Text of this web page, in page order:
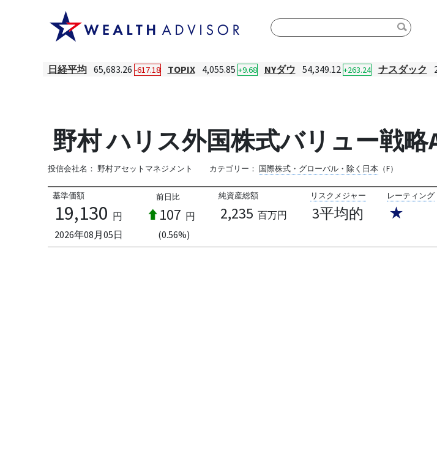
日経平均 65,683.26 -617.18 TOPIX 4,055.85 +9.68 NYダウ 54,349.12 +263.24 ナスダック
野村 ハリス外国株式バリュー戦略
投信会社名： 野村アセットマネジメント カテゴリー： 国際株式・グローバル・除く日本（F）
基準価額
19,130 円
2026年08月05日
前日比
107 円
(0.56%)
純資産総額
2,235 百万円
リスクメジャー
3平均的
レーティング
★